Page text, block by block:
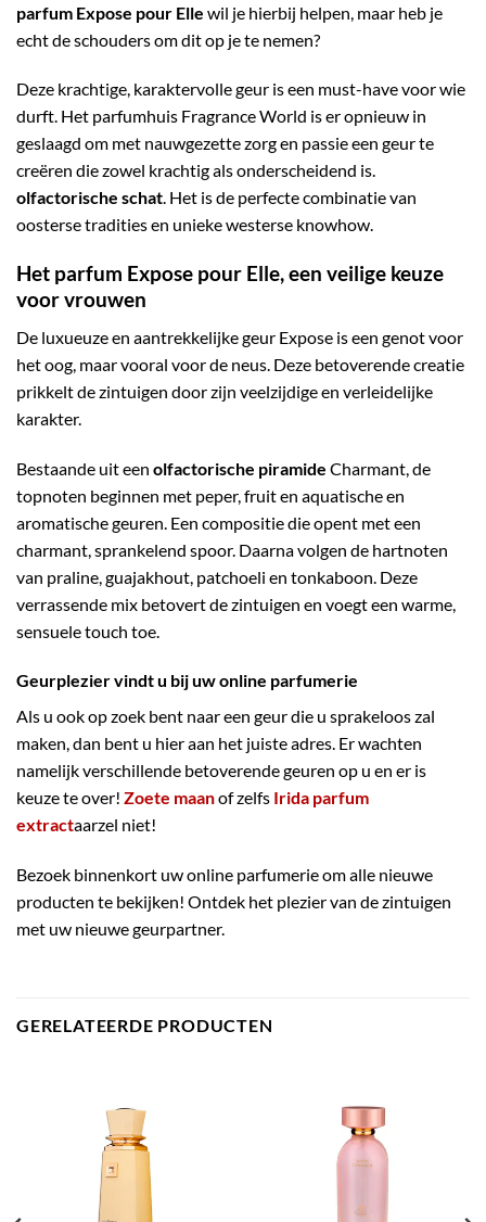
parfum Expose pour Elle wil je hierbij helpen, maar heb je
echt de schouders om dit op je te nemen?
Deze krachtige, karaktervolle geur is een must-have voor wie
durft. Het parfumhuis Fragrance World is er opnieuw in
geslaagd om met nauwgezette zorg en passie een geur te
creëren die zowel krachtig als onderscheidend is.
olfactorische schat. Het is de perfecte combinatie van
oosterse tradities en unieke westerse knowhow.
Het parfum Expose pour Elle, een veilige keuze
voor vrouwen
De luxueuze en aantrekkelijke geur Expose is een genot voor
het oog, maar vooral voor de neus. Deze betoverende creatie
prikkelt de zintuigen door zijn veelzijdige en verleidelijke
karakter.
Bestaande uit een olfactorische piramide Charmant, de
topnoten beginnen met peper, fruit en aquatische en
aromatische geuren. Een compositie die opent met een
charmant, sprankelend spoor. Daarna volgen de hartnoten
van praline, guajakhout, patchoeli en tonkaboon. Deze
verrassende mix betovert de zintuigen en voegt een warme,
sensuele touch toe.
Geurplezier vindt u bij uw online parfumerie
Als u ook op zoek bent naar een geur die u sprakeloos zal
maken, dan bent u hier aan het juiste adres. Er wachten
namelijk verschillende betoverende geuren op u en er is
keuze te over! Zoete maanof zelfs Irida parfum
extractaarzel niet!
Bezoek binnenkort uw online parfumerie om alle nieuwe
producten te bekijken! Ontdek het plezier van de zintuigen
met uw nieuwe geurpartner.
GERELATEERDE PRODUCTEN